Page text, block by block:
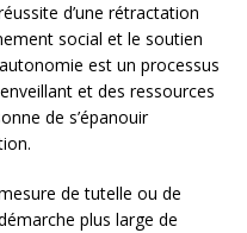
d’une rétractation
social et le soutien
est un processus
et des ressources
de s’épanouir
de tutelle ou de
plus large de